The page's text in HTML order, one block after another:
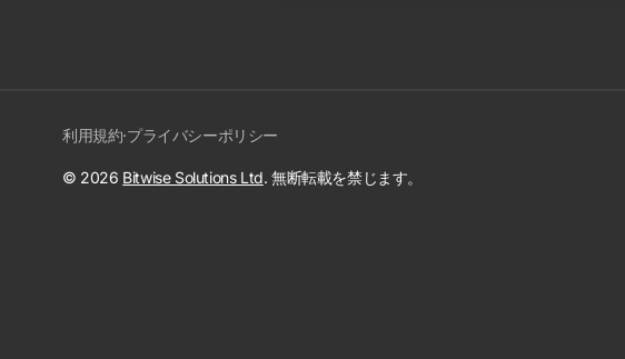
利用規約·プライバシーポリシー
© 2026 Bitwise Solutions Ltd. 無断転載を禁じます。